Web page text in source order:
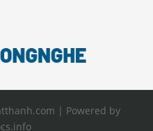
| Powered by